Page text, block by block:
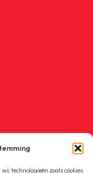
technologieën zoals cookies